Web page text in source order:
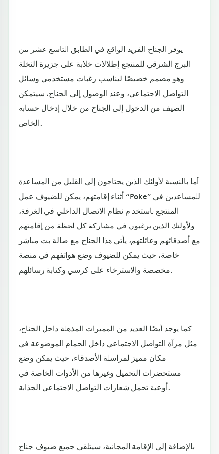
يوفر الجناح الفريد الواقع في الطابق التاسع عشر من
البرج الشرقي للمنتجع إطلالات خلابة على جزيرة النخلة
وهو مصمم خصيصًا ليناسب رغبات مستخدمي وسائل
التواصل الاجتماعي، وعند الوصول إلى الجناح، سيتمكن
الضيف من الدخول إلى الجناح من خلال إدخال حسابه
الخاص.
أما بالنسبة لأولئك الذين يحتاجون إلى القليل من المساعدة
أثناء إقامتهم، يمكن للضيوف عمل “Poke” للمساعدين في
المنتجع باستخدام نظام الاتصال الداخلي في الغرفة،
ولأولئك الذين يرغبون في مشاركة كل لحظة من إقامتهم
مع أصدقائهم وعائلتهم، يأتي هذا الجناح مع صالة بث مباشر
خاصة، حيث يمكن للضيوف وضع هواتفهم في منصة
مخصصة والاسترخاء على كرسي وكتابة رسائلهم.
كما يوجد أيضًا العديد من المميزات المذهلة داخل الجناح،
مثل مرآة التواصل الاجتماعي داخل الحمام الموضوعة في
مكان مميز لمراسلة الأصدقاء، حيث يمكن وضع
مستحضرات التجميل وغيرها من الأدوات الخاصة في
أوعية تحمل شعارات التواصل الاجتماعي الجذابة.
بالإضافة إلى الإقامة المجانية، سيتلقى جميع ضيوف جناح